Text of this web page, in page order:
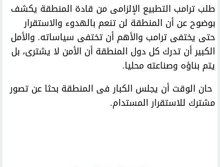
طلب ترامب التطبيع الإلزامى من قادة المنطقة يكشف
بوضوح عن أن المنطقة لن تنعم بالهدوء والاستقرار
حتى يختفى ترامب والأهم أن تختفى سياساته. والأمل
الكبير أن تدرك كل دول المنطقة أن الأمن لا يشترى، بل
يتم بناؤه وصناعته محليا.
حان الوقت أن يجلس الكبار فى المنطقة بحثا عن تصور
مشترك للاستقرار المستدام.